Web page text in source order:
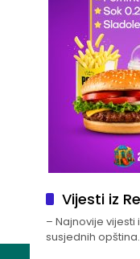
Vijesti iz
– Najnovije vijesti
susjednih opština.